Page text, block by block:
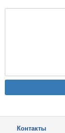
Контакты